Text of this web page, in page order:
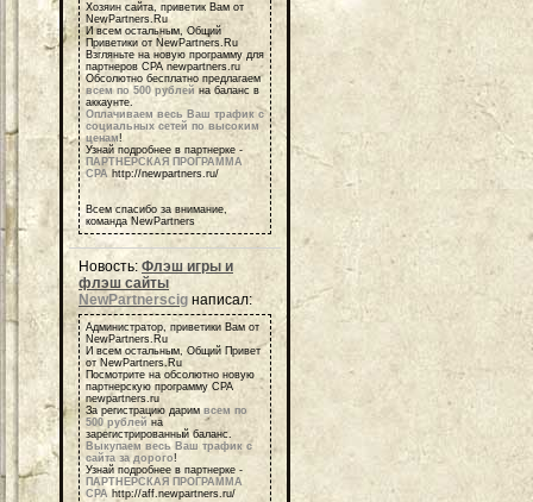
Хозяин сайта, приветик Вам от
NewPartners.Ru
И всем остальным, Общий
Приветики от NewPartners.Ru
Взгляньте на новую программу для
партнеров СРА newpartners.ru
Обсолютно бесплатно предлагаем
всем по 500 рублей на баланс в
аккаунте.
Оплачиваем весь Ваш трафик с
социальных сетей по высоким
ценам!
Узнай подробнее в партнерке -
ПАРТНЕРСКАЯ ПРОГРАММА
СРА http://newpartners.ru/
Всем спасибо за внимание,
команда NewPartners
Новость: Флэш игры и
флэш сайты
NewPartnerscig написал:
Администратор, приветики Вам от
NewPartners.Ru
И всем остальным, Общий Привет
от NewPartners.Ru
Посмотрите на обсолютно новую
партнерскую программу СРА
newpartners.ru
За регистрацию дарим всем по
500 рублей на
зарегистрированный баланс.
Выкупаем весь Ваш трафик с
сайта за дорого!
Узнай подробнее в партнерке -
ПАРТНЕРСКАЯ ПРОГРАММА
СРА http://aff.newpartners.ru/